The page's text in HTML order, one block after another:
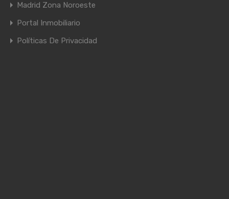
Madrid Zona Noroeste
Portal Inmobiliario
Políticas De Privacidad